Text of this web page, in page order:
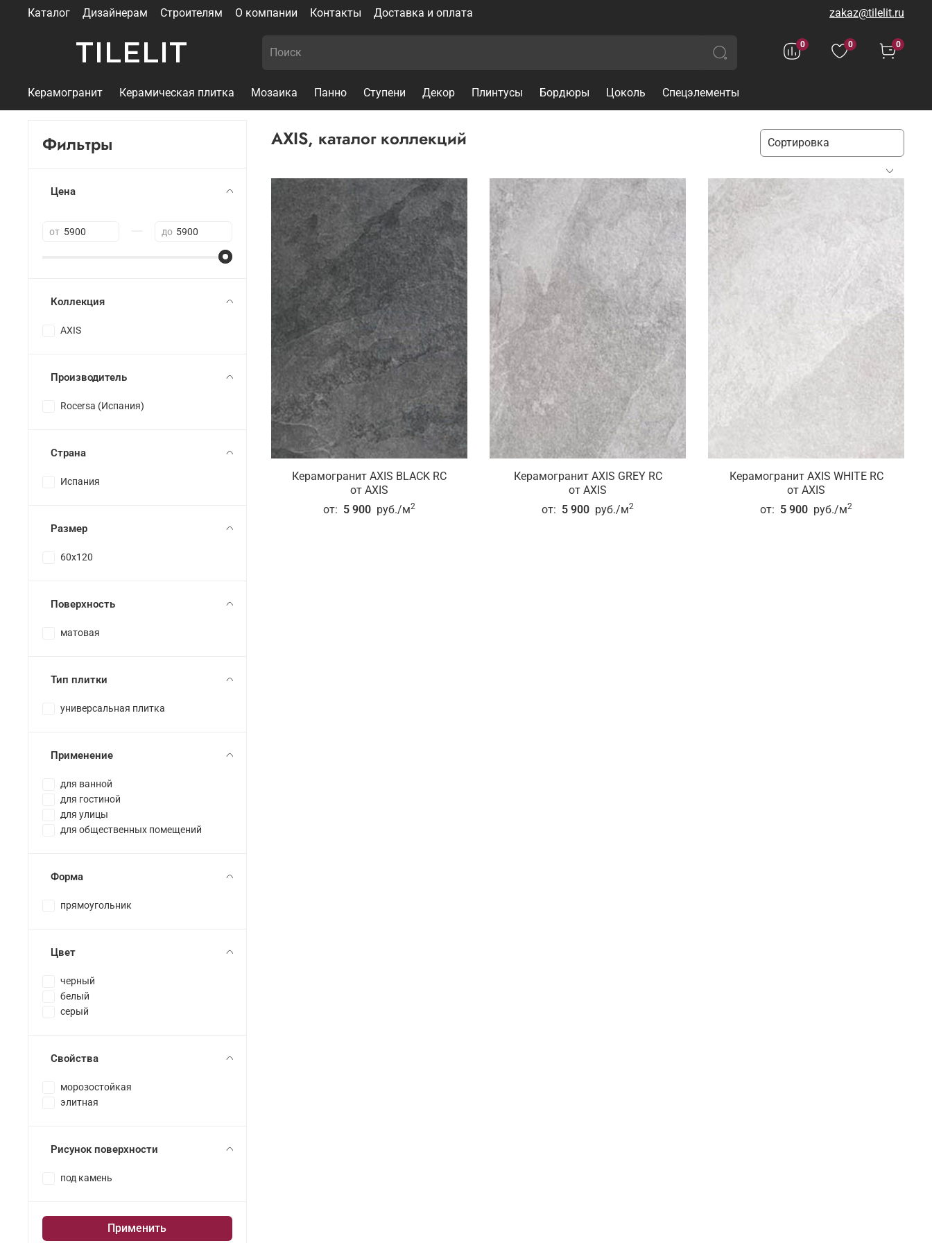
Каталог Дизайнерам Строителям О компании Контакты Доставка и оплата zakaz@tilelit.ru
TILELIT 0 0 0
Керамогранит Керамическая плитка Мозаика Панно Ступени Декор Плинтусы Бордюры Цоколь Спецэлементы
AXIS, каталог коллекций
Керамогранит AXIS BLACK RC
от AXIS
от: 5 900 руб./м2
Керамогранит AXIS GREY RC
от AXIS
от: 5 900 руб./м2
Керамогранит AXIS WHITE RC
от AXIS
от: 5 900 руб./м2
Фильтры
Цена
от до
Коллекция
AXIS
Производитель
Rocersa (Испания)
Страна
Испания
Размер
60x120
Поверхность
матовая
Тип плитки
универсальная плитка
Применение
для ванной
для гостиной
для улицы
для общественных помещений
Форма
прямоугольник
Цвет
черный
белый
серый
Свойства
морозостойкая
элитная
Рисунок поверхности
под камень
Применить